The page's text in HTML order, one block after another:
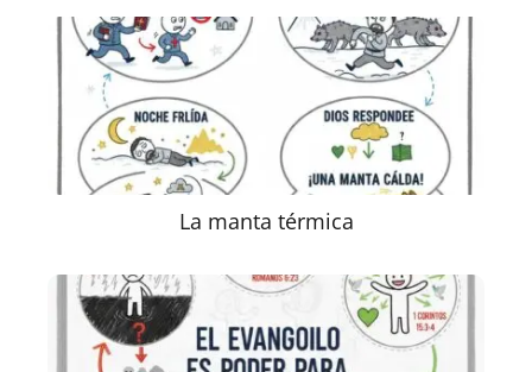
La manta térmica